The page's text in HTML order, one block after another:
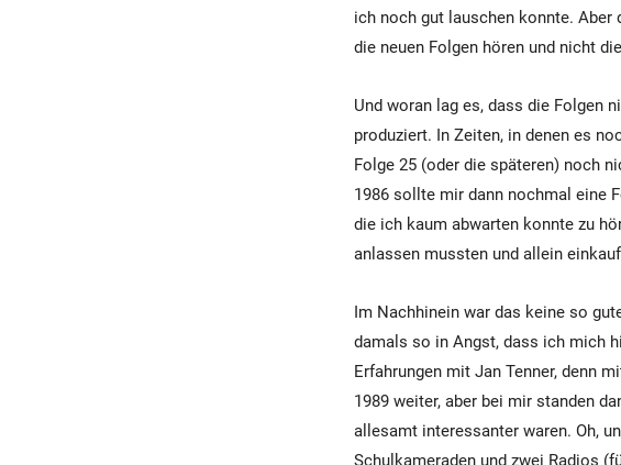
ich noch gut lauschen konnte.
die neuen Folgen hören und nicht
Und woran lag es, dass die Folgen
produziert. In Zeiten, in denen es
Folge 25 (oder die späteren) noch
1986 sollte mir dann nochmal eine
die ich kaum abwarten konnte zu
anlassen mussten und allein
Im Nachhinein war das keine so
damals so in Angst, dass ich mich
Erfahrungen mit Jan Tenner, denn
1989 weiter, aber bei mir standen
allesamt interessanter waren. Oh,
Schulkameraden und zwei Radios